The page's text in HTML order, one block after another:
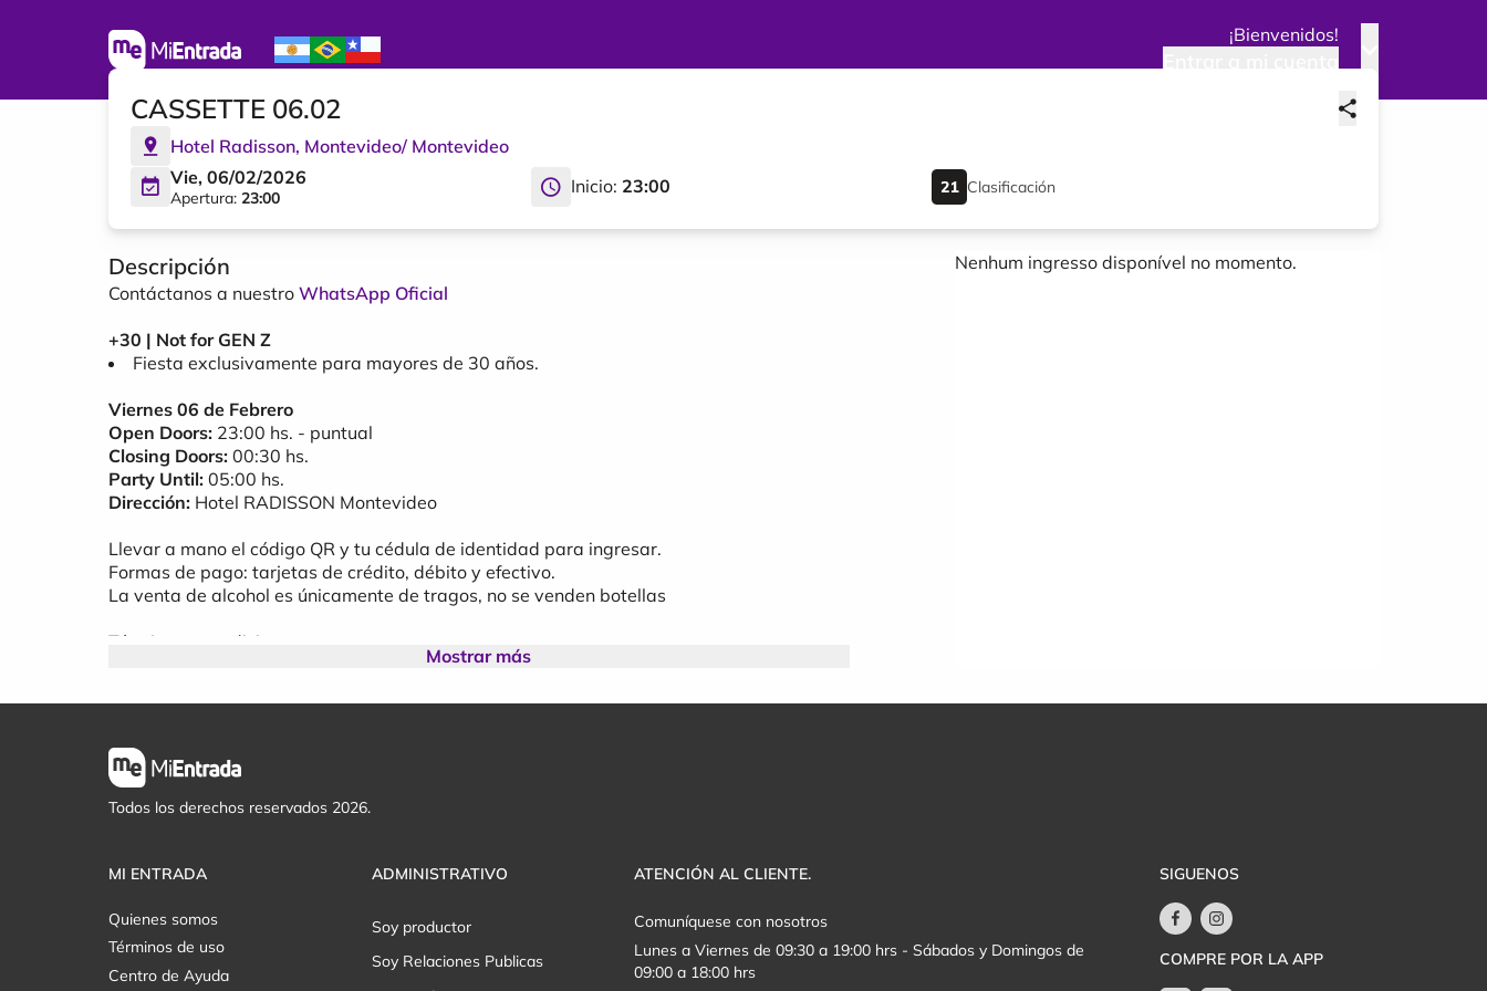
¡Bienvenidos!
CASSETTE 06.02
Hotel Radisson, Montevideo/ Montevideo
Vie, 06/02/2026
Apertura: 23:00
Inicio: 23:00 Clasificación
Descripción
Contáctanos a nuestro WhatsApp Oficial
+30 | Not for GEN Z
Fiesta exclusivamente para mayores de 30 años.
Viernes 06 de Febrero
Open Doors: 23:00 hs. - puntual
Closing Doors: 00:30 hs.
Party Until: 05:00 hs.
Dirección: Hotel RADISSON Montevideo
Llevar a mano el código QR y tu cédula de identidad para ingresar.
Formas de pago: tarjetas de crédito, débito y efectivo.
La venta de alcohol es únicamente de tragos, no se venden botellas
Términos y condiciones:
Es obligatorio presentar cédula de identidad en el ingreso al evento. Prohibido el
producción.
Con la compra de la entrada, cede sus derechos de imagen para la comunicación y
difusión durante el evento, y para próximos eventos.
Mostrar más
Nenhum ingresso disponível no momento.
Todos los derechos reservados 2026.
MI ENTRADA
Quienes somos
Términos de uso
Centro de Ayuda
ADMINISTRATIVO
Soy productor
Soy Relaciones Publicas
ATENCIÓN AL CLIENTE.
Comuníquese con nosotros
Lunes a Viernes de 09:30 a 19:00 hrs - Sábados y Domingos de
09:00 a 18:00 hrs
SIGUENOS
COMPRE POR LA APP